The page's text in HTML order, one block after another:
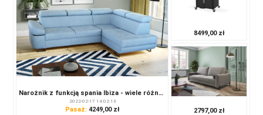
Narożnik z funkcją spania Ibiza - wiele różnych kolorów do wyboru!
2022-02-17 14:02:16
Pasaż:4249,00 zł
8499,00 zł
2797,00 zł